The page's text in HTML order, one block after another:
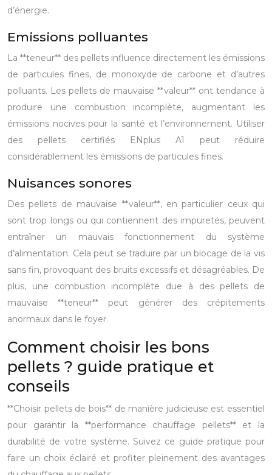
d’énergie.
Emissions polluantes
La **teneur** des pellets influence directement les émissions
de particules fines, de monoxyde de carbone et d’autres
polluants. Les pellets de mauvaise **valeur** ont tendance à
produire une combustion incomplète, augmentant les
émissions nocives pour la santé et l’environnement. Utiliser
des pellets certifiés ENplus A1 peut réduire
considérablement les émissions de particules fines.
Nuisances sonores
Des pellets de mauvaise **valeur**, en particulier ceux qui
sont trop longs ou qui contiennent des impuretés, peuvent
entraîner un mauvais fonctionnement du système
d’alimentation. Cela peut se traduire par un blocage de la vis
sans fin, provoquant des bruits excessifs et désagréables. De
plus, une combustion incomplète due à des pellets de
mauvaise **teneur** peut générer des crépitements
anormaux dans le foyer.
Comment choisir les bons
pellets ? guide pratique et
conseils
**Choisir pellets de bois** de manière judicieuse est essentiel
pour garantir la **performance chauffage pellets** et la
durabilité de votre système. Suivez ce guide pratique pour
faire un choix éclairé et profiter pleinement des avantages